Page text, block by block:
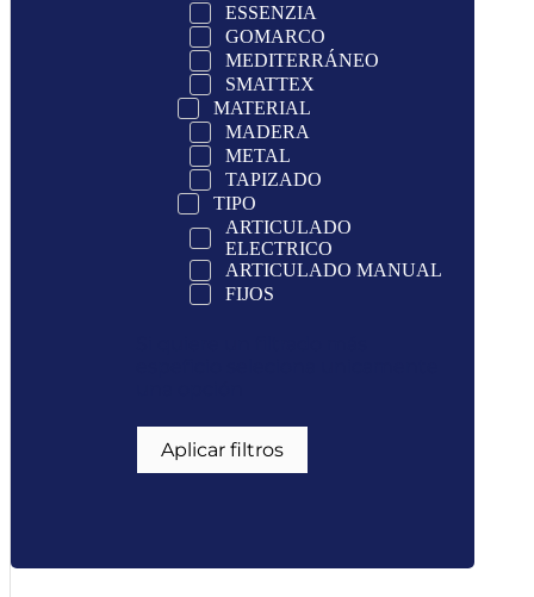
ESSENZIA
GOMARCO
MEDITERRÁNEO
SMATTEX
MATERIAL
MADERA
METAL
TAPIZADO
TIPO
ARTICULADO
ELECTRICO
ARTICULADO MANUAL
FIJOS
Aplicar filtros